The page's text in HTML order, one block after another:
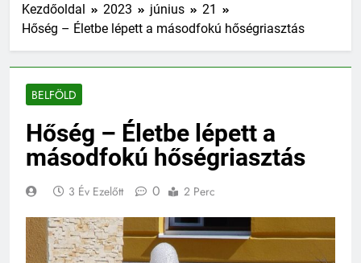
Kezdőoldal 2023 június
21
Hőség – Életbe lépett a másodfokú hőségriasztás
BELFÖLD
Hőség – Életbe lépett a
másodfokú hőségriasztás
3 Év Ezelőtt 0 2 Perc